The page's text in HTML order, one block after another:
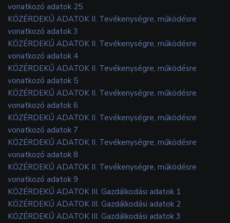
vonatkozó adatok 25
KÖZÉRDEKŰ ADATOK II. Tevékenységre, működésre
vonatkozó adatok 3
KÖZÉRDEKŰ ADATOK II. Tevékenységre, működésre
vonatkozó adatok 4
KÖZÉRDEKŰ ADATOK II. Tevékenységre, működésre
vonatkozó adatok 5
KÖZÉRDEKŰ ADATOK II. Tevékenységre, működésre
vonatkozó adatok 6
KÖZÉRDEKŰ ADATOK II. Tevékenységre, működésre
vonatkozó adatok 7
KÖZÉRDEKŰ ADATOK II. Tevékenységre, működésre
vonatkozó adatok 8
KÖZÉRDEKŰ ADATOK II. Tevékenységre, működésre
vonatkozó adatok 9
KÖZÉRDEKŰ ADATOK III. Gazdálkodási adatok 1
KÖZÉRDEKŰ ADATOK III. Gazdálkodási adatok 2
KÖZÉRDEKŰ ADATOK III. Gazdálkodási adatok 3